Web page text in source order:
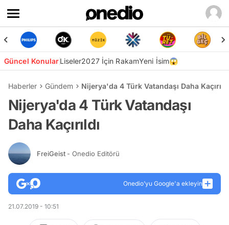
Güncel KonularLiseler2027 İçin RakamYeni İsim😱
Haberler Gündem Nijerya'da 4 Türk Vatandaşı Daha
Nijerya'da 4 Türk Vatandaşı
Daha Kaçırıldı
FreiGeist - Onedio Editörü
Onedio’yu Google'a ekleyin
21.07.2019 - 10:51